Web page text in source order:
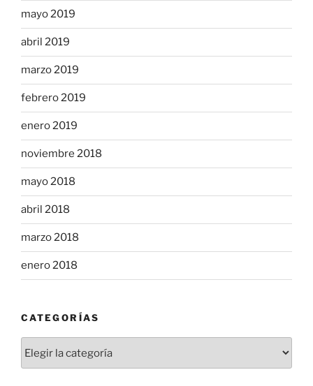
mayo 2019
abril 2019
marzo 2019
febrero 2019
enero 2019
noviembre 2018
mayo 2018
abril 2018
marzo 2018
enero 2018
CATEGORÍAS